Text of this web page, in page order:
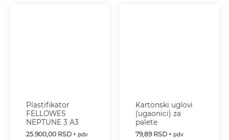
Plastifikator
FELLOWES
NEPTUNE 3 A3
25.900,00 RSD + pdv
Kartonski uglovi
(ugaonici) za
palete
79,89 RSD + pdv